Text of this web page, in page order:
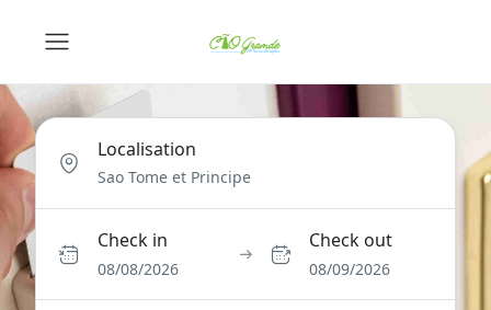
Localisation
Check in
08/08/2026
Check out
08/09/2026